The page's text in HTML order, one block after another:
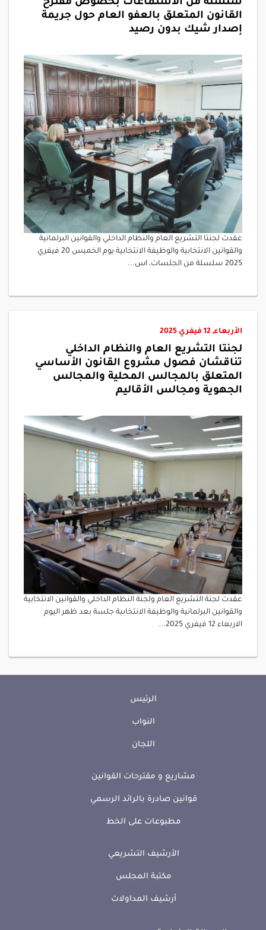
سلسلة من الاستماعات بخصوص مقترح
القانون المتعلق بالعفو العام حول جريمة
إصدار شيك بدون رصيد
عقدت لجنتا التشريع العام والنظام الداخلي والقوانين البرلمانية
والقوانين الانتخابية والوظيفة الانتخابية يوم الخميس 20 فيفري
2025 سلسلة من الجلسات، اس...
الأربعاء, 12 فيفري 2025
لجنتا التشريع العام والنظام الداخلي
تناقشان فصول مشروع القانون الأساسي
المتعلق بالمجالس المحلية والمجالس
الجهوية ومجالس الأقاليم
عقدت لجنة التشريع العام ولجنة النظام الداخلي والقوانين الانتخابية
والقوانين البرلمانية والوظيفة الانتخابية جلسة بعد ظهر اليوم
الاربعاء 12 فيفري 2025...
الرئيس
النواب
اللجان
مشاريع و مقترحات القوانين
قوانين صادرة بالرائد الرسمي
مطبوعات على الخط
الأرشيف التشريعي
مكتبة المجلس
أرشيف المداولات